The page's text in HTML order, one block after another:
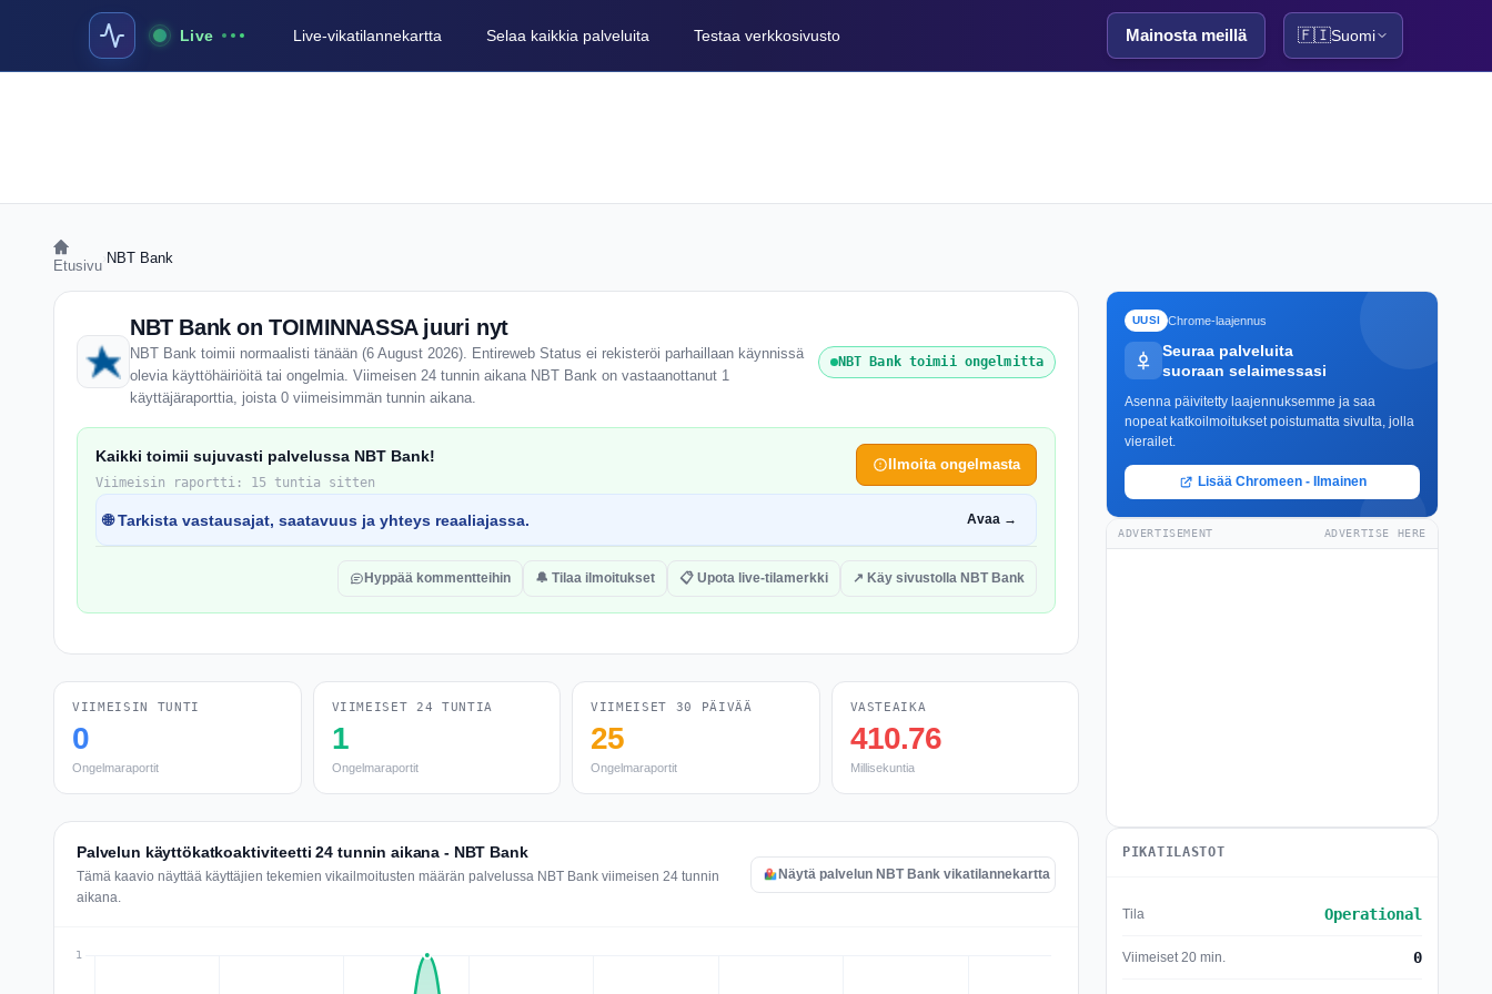
Live Live-vikatilannekartta Selaa kaikkia palveluita Testaa verkkosivusto Mainosta meillä 🇫🇮Suomi
Etusivu NBT Bank
NBT Bank on TOIMINNASSA juuri nyt
NBT Bank toimii normaalisti tänään (6 August 2026). Entireweb Status ei rekisteröi parhaillaan käynnissä
olevia käyttöhäiriöitä tai ongelmia. Viimeisen 24 tunnin aikana NBT Bank on vastaanottanut 1
käyttäjäraporttia, joista 0 viimeisimmän tunnin aikana.
NBT Bank toimii ongelmitta
Kaikki toimii sujuvasti palvelussa NBT Bank!
Viimeisin raportti: 15 tuntia sitten
Ilmoita ongelmasta
🌐 Tarkista vastausajat, saatavuus ja yhteys reaaliajassa. Avaa →
Hyppää kommentteihin 🔔 Tilaa ilmoitukset 📋 Upota live-tilamerkki ↗ Käy sivustolla NBT Bank
VIIMEISIN TUNTI
0
Ongelmaraportit
VIIMEISET 24 TUNTIA
1
Ongelmaraportit
VIIMEISET 30 PÄIVÄÄ
25
Ongelmaraportit
VASTEAIKA
410.76
Millisekuntia
Palvelun käyttökatkoaktiviteetti 24 tunnin aikana - NBT Bank
Tämä kaavio näyttää käyttäjien tekemien vikailmoitusten määrän palvelussa NBT Bank viimeisen 24 tunnin
aikana.
Näytä palvelun NBT Bank vikatilannekartta
UUSI Chrome-laajennus
Seuraa palveluita
suoraan selaimessasi
Asenna päivitetty laajennuksemme ja saa
nopeat katkoilmoitukset poistumatta sivulta, jolla
vierailet.
Lisää Chromeen - Ilmainen
ADVERTISEMENT ADVERTISE HERE
PIKATILASTOT
Tila Operational
Viimeiset 20 min. 0